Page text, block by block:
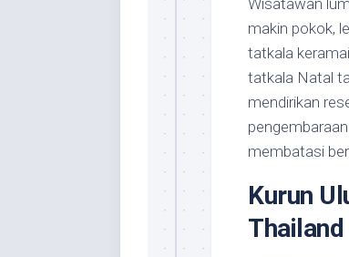
Wisatawan
makin pokok,
tatkala
tatkala Natal
mendirikan
membatasi
Kurun